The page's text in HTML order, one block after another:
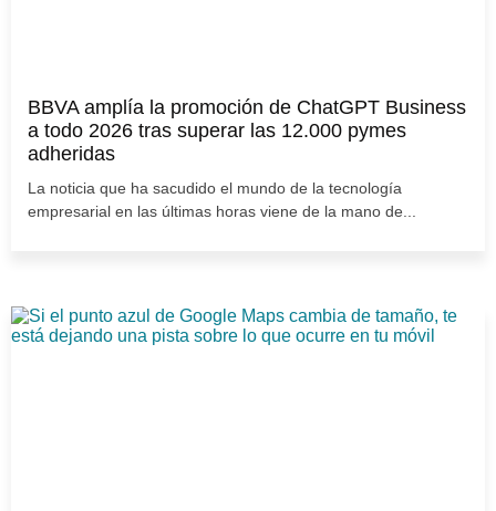
BBVA amplía la promoción de ChatGPT Business
a todo 2026 tras superar las 12.000 pymes
adheridas
La noticia que ha sacudido el mundo de la tecnología
empresarial en las últimas horas viene de la mano de...